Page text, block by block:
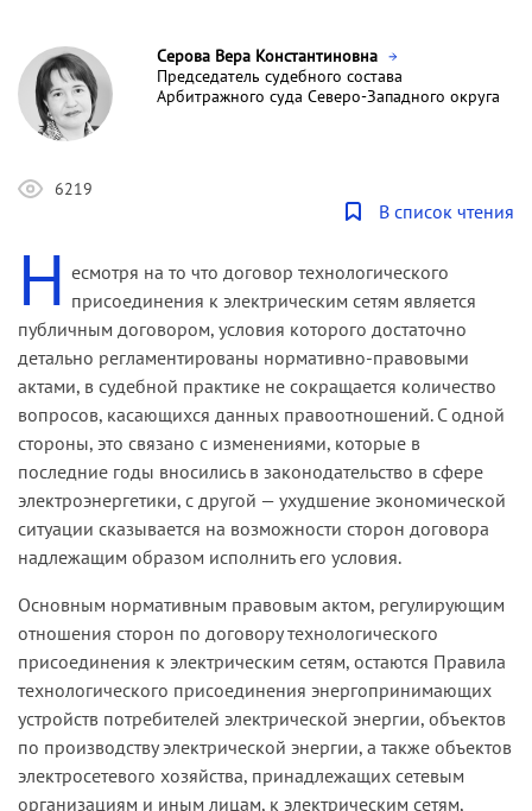
Серова Вера Константиновна
Председатель судебного состава
Арбитражного суда Северо-Западного округа
6219
В список чтения
Н есмотря на то что договор технологического
присоединения к электрическим сетям является
публичным договором, условия которого достаточно
детально регламентированы нормативно-правовыми
актами, в судебной практике не сокращается количество
вопросов, касающихся данных правоотношений. С одной
стороны, это связано с изменениями, которые в
последние годы вносились в законодательство в сфере
электроэнергетики, с другой — ухудшение экономической
ситуации сказывается на возможности сторон договора
надлежащим образом исполнить его условия.
Основным нормативным правовым актом, регулирующим
отношения сторон по договору технологического
присоединения к электрическим сетям, остаются Правила
технологического присоединения энергопринимающих
устройств потребителей электрической энергии, объектов
по производству электрической энергии, а также объектов
электросетевого хозяйства, принадлежащих сетевым
организациям и иным лицам, к электрическим сетям,